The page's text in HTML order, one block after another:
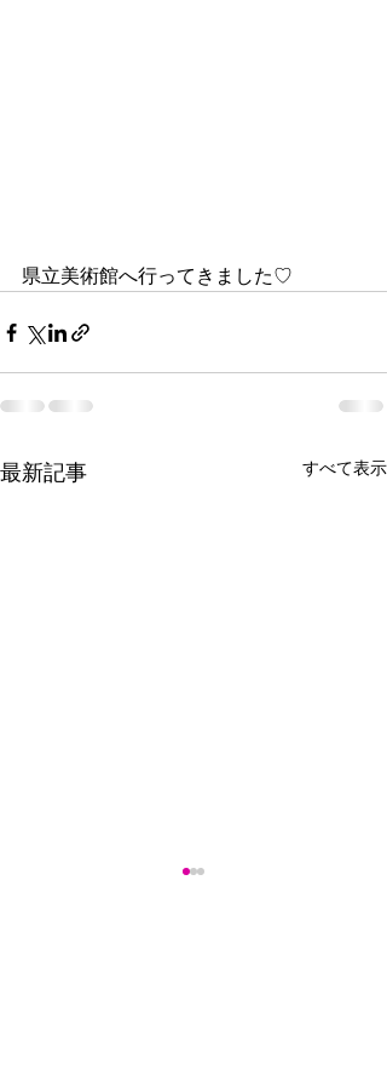
県立美術館へ行ってきました♡
最新記事 すべて表示